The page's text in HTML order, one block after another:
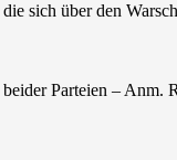
sich über den
Parteien – Anm.